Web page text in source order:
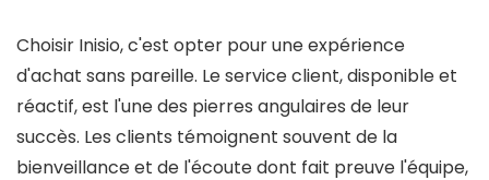
Choisir Inisio, c'est opter pour une expérience
d'achat sans pareille. Le service client, disponible et
réactif, est l'une des pierres angulaires de leur
succès. Les clients témoignent souvent de la
bienveillance et de l'écoute dont fait preuve l'équipe,